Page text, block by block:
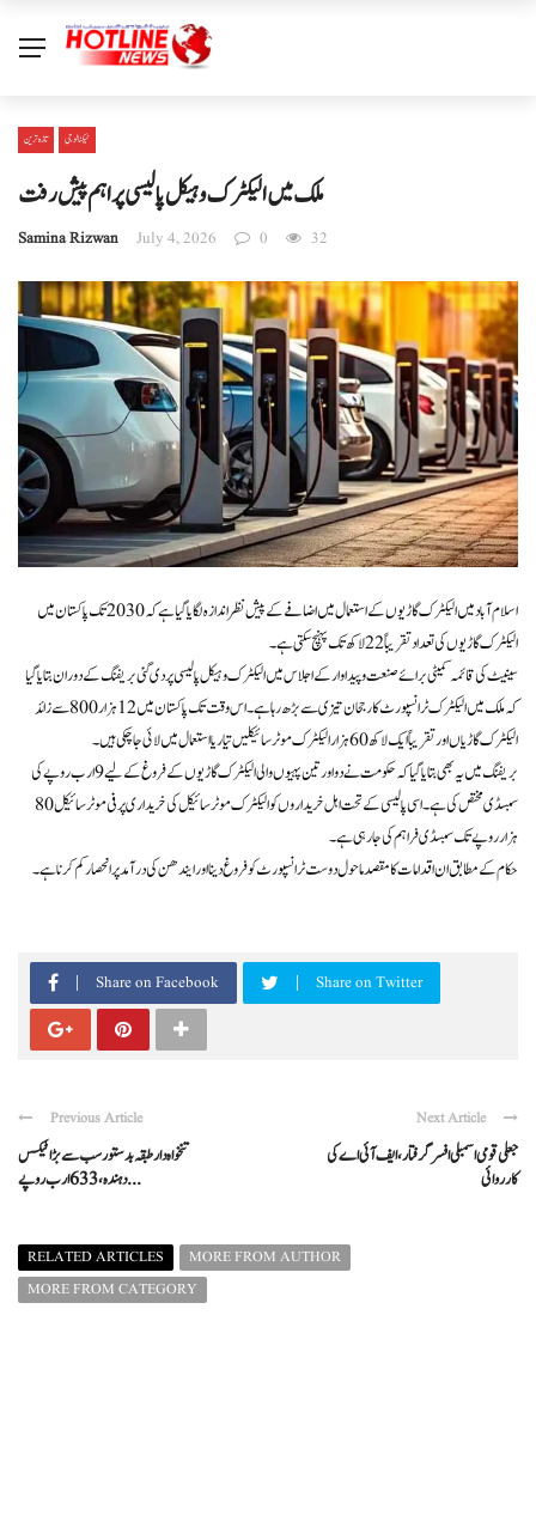
تازہ ترین ٹیکنالوجی
ملک میں الیکٹرک وہیکل پالیسی پر اہم پیش رفت
Samina Rizwan July 4, 2026 0 32
اسلام آباد میں الیکٹرک گاڑیوں کے استعمال میں اضافے کے پیش نظر اندازہ لگایا گیا ہے کہ 2030 تک پاکستان میں
الیکٹرک گاڑیوں کی تعداد تقریباً 22 لاکھ تک پہنچ سکتی ہے۔
سینیٹ کی قائمہ کمیٹی برائے صنعت و پیداوار کے اجلاس میں الیکٹرک وہیکل پالیسی پر دی گئی بریفنگ کے دوران بتایا گیا
کہ ملک میں الیکٹرک ٹرانسپورٹ کا رجحان تیزی سے بڑھ رہا ہے۔ اس وقت تک پاکستان میں 12 ہزار 800 سے زائد
الیکٹرک گاڑیاں اور تقریباً ایک لاکھ 60 ہزار الیکٹرک موٹر سائیکلیں تیار یا استعمال میں لائی جا چکی ہیں۔
بریفنگ میں یہ بھی بتایا گیا کہ حکومت نے دو اور تین پہیوں والی الیکٹرک گاڑیوں کے فروغ کے لیے 9 ارب روپے کی
سبسڈی مختص کی ہے۔ اسی پالیسی کے تحت اہل خریداروں کو الیکٹرک موٹر سائیکل کی خریداری پر فی موٹر سائیکل 80
ہزار روپے تک سبسڈی فراہم کی جا رہی ہے۔
حکام کے مطابق ان اقدامات کا مقصد ماحول دوست ٹرانسپورٹ کو فروغ دینا اور ایندھن کی درآمد پر انحصار کم کرنا ہے۔
Share on Facebook Share on Twitter
Previous Article
تنخواہ دار طبقہ بدستور سب سے بڑا ٹیکس
دہندہ، 633 ارب روپے ...
Next Article
جعلی قومی اسمبلی افسر گرفتار، ایف آئی اے کی
کارروائی
RELATED ARTICLES
MORE FROM AUTHOR
MORE FROM CATEGORY